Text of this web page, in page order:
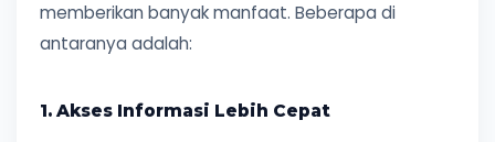
memberikan banyak manfaat. Beberapa di
antaranya adalah:
1. Akses Informasi Lebih Cepat